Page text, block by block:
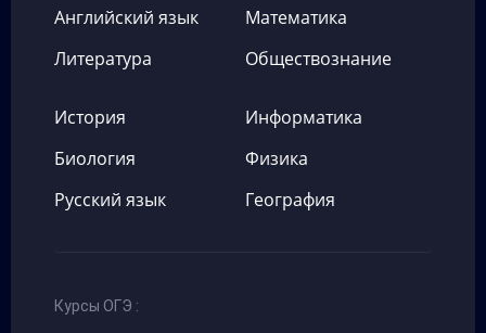
Английский язык
Литература
Математика
Обществознание
История
Биология
Русский язык
Информатика
Физика
География
Курсы ОГЭ :